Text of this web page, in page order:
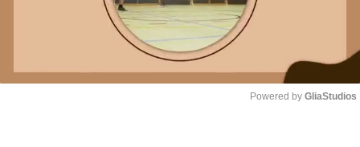
Powered by GliaStudios